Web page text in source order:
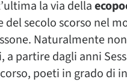
la via della
del secolo scorso nel
Naturalmente
a partire dagli anni
poeti in grado di